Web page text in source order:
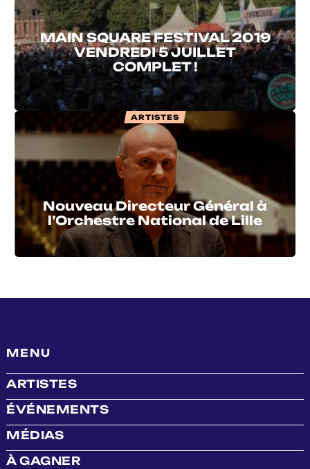
MAIN SQUARE FESTIVAL 2019
VENDREDI 5 JUILLET
COMPLET !
ARTISTES
Nouveau Directeur Général à
l’Orchestre National de Lille
MENU
ARTISTES
ÉVÉNEMENTS
MÉDIAS
À GAGNER